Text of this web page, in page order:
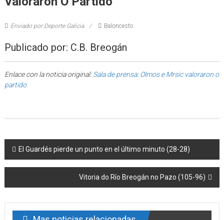
Enviado por:Deporte Galicia Baloncesto
Publicado por: C.B. Breogán
Enlace con la noticia original:Sala de prensa: Olmos e Mrsic valoraron o
partido
Post navigation
El Guardés pierde un punto en el último minuto (28-28)
Vitoria do Río Breogán no Pazo (105-96)